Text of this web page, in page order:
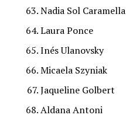
Nadia Sol Caramella
Laura Ponce
Inés Ulanovsky
Micaela Szyniak
Jaqueline Golbert
Aldana Antoni